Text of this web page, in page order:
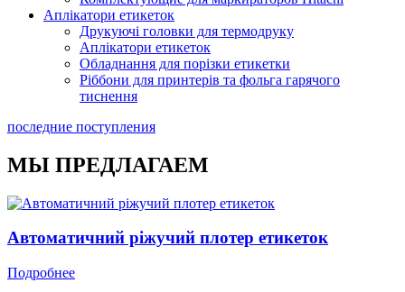
Аплікатори етикеток
Друкуючі головки для термодруку
Аплікатори етикеток
Обладнання для порізки етикетки
Ріббони для принтерів та фольга гарячого
тиснення
последние поступления
МЫ ПРЕДЛАГАЕМ
Автоматичний ріжучий плотер етикеток
Подробнее